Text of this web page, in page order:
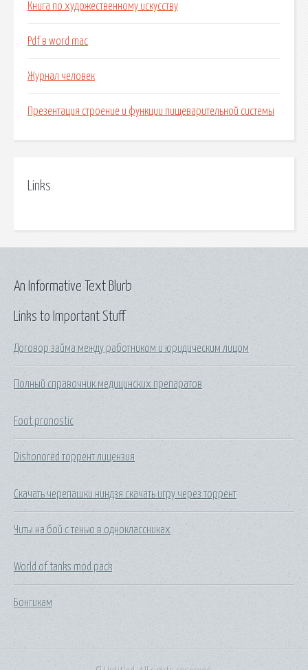
Книга по художественному искусству
Pdf в word mac
Журнал человек
Презентация строение и функции пищеварительной системы
Links
Links to Important Stuff
Договор займа между работником и юридическим лицом
Полный справочник медицинских препаратов
Foot pronostic
Dishonored торрент лицензия
Скачать черепашки ниндзя скачать игру через торрент
Читы на бой с тенью в одноклассниках
World of tanks mod pack
Бонгикам
An Informative Text Blurb